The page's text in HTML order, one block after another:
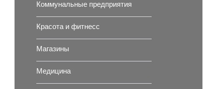
Коммунальные предприятия
Красота и фитнесс
Магазины
Медицина